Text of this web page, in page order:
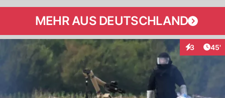
MEHR AUS DEUTSCHLAND
3 45'